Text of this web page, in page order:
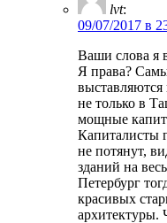
lvt:
09/07/2017 в
Ваши слова я
Я права?
не только в
мощные
Капиталисты
не потянут,
зданий на
Петербург
красивых
архитектуры.